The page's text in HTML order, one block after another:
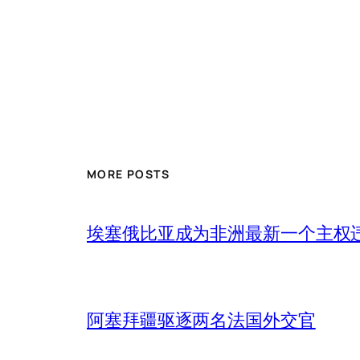
MORE POSTS
埃塞俄比亚成为非洲最新一个主权
阿塞拜疆驱逐两名法国外交官